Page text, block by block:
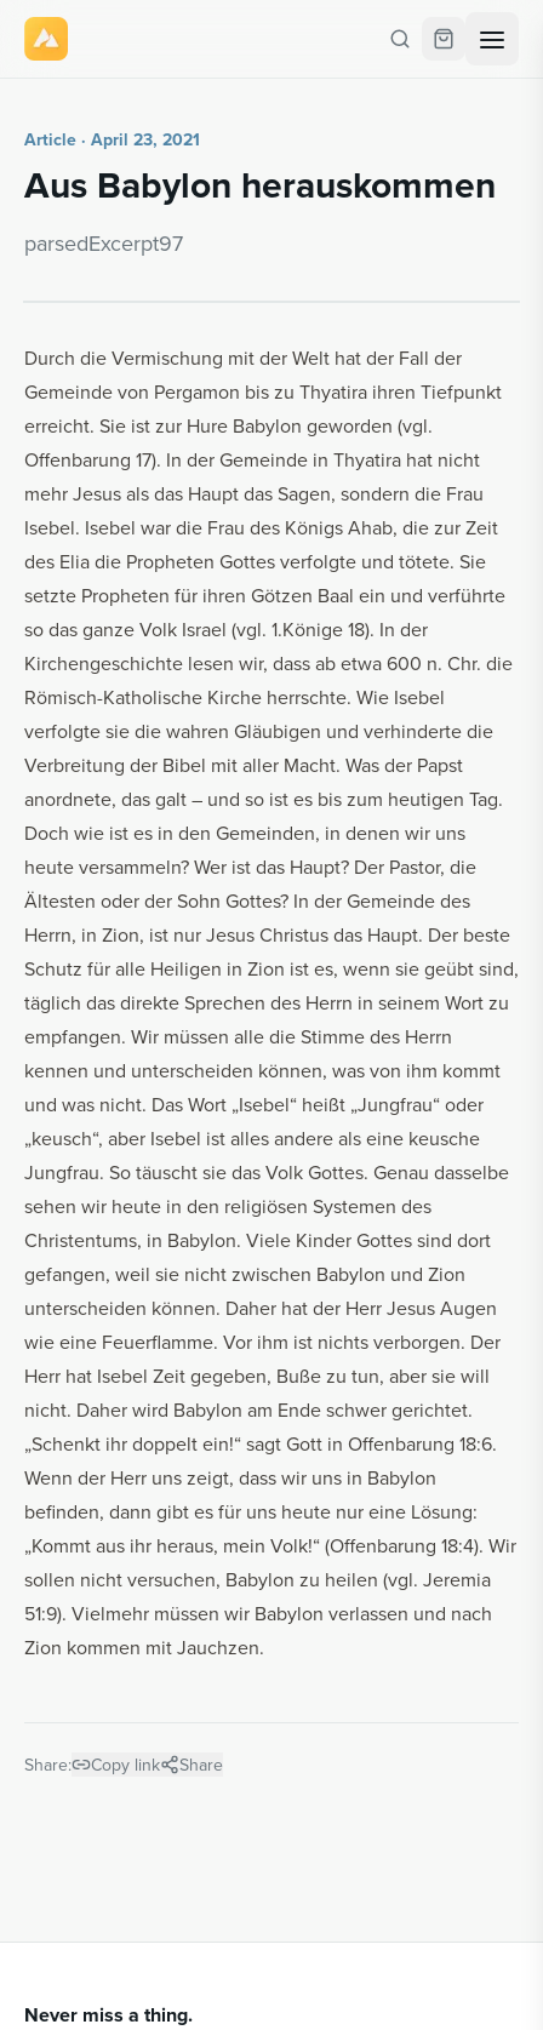
Article · April 23, 2021
Aus Baby­lon her­auskom­men
parsedEx­cerpt97
Durch die Vermischung mit der Welt hat der Fall der
Gemeinde von Pergamon bis zu Thyatira ihren Tiefpunkt
erreicht. Sie ist zur Hure Babylon geworden (vgl.
Offenbarung 17). In der Gemeinde in Thyatira hat nicht
mehr Jesus als das Haupt das Sagen, sondern die Frau
Isebel. Isebel war die Frau des Königs Ahab, die zur Zeit
des Elia die Propheten Gottes verfolgte und tötete. Sie
setzte Propheten für ihren Götzen Baal ein und verführte
so das ganze Volk Israel (vgl. 1.Könige 18). In der
Kirchengeschichte lesen wir, dass ab etwa 600 n. Chr. die
Römisch-Katholische Kirche herrschte. Wie Isebel
verfolgte sie die wahren Gläubigen und verhinderte die
Verbreitung der Bibel mit aller Macht. Was der Papst
anordnete, das galt – und so ist es bis zum heutigen Tag.
Doch wie ist es in den Gemeinden, in denen wir uns
heute versammeln? Wer ist das Haupt? Der Pastor, die
Ältesten oder der Sohn Gottes? In der Gemeinde des
Herrn, in Zion, ist nur Jesus Christus das Haupt. Der beste
Schutz für alle Heiligen in Zion ist es, wenn sie geübt sind,
täglich das direkte Sprechen des Herrn in seinem Wort zu
empfangen. Wir müssen alle die Stimme des Herrn
kennen und unterscheiden können, was von ihm kommt
und was nicht. Das Wort „Isebel“ heißt „Jungfrau“ oder
„keusch“, aber Isebel ist alles andere als eine keusche
Jungfrau. So täuscht sie das Volk Gottes. Genau dasselbe
sehen wir heute in den religiösen Systemen des
Christentums, in Babylon. Viele Kinder Gottes sind dort
gefangen, weil sie nicht zwischen Babylon und Zion
unterscheiden können. Daher hat der Herr Jesus Augen
wie eine Feuerflamme. Vor ihm ist nichts verborgen. Der
Herr hat Isebel Zeit gegeben, Buße zu tun, aber sie will
nicht. Daher wird Babylon am Ende schwer gerichtet.
„Schenkt ihr doppelt ein!“ sagt Gott in Offenbarung 18:6.
Wenn der Herr uns zeigt, dass wir uns in Babylon
befinden, dann gibt es für uns heute nur eine Lösung:
„Kommt aus ihr heraus, mein Volk!“ (Offenbarung 18:4). Wir
sollen nicht versuchen, Babylon zu heilen (vgl. Jeremia
51:9). Vielmehr müssen wir Babylon verlassen und nach
Zion kommen mit Jauchzen.
Share: Copy link Share
Never miss a thing.